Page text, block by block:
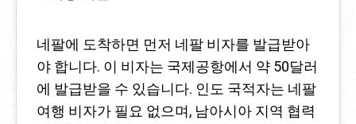
네팔에 도착하면 먼저 네팔 비자를 발급받아
야 합니다. 이 비자는 국제공항에서 약 50달러
에 발급받을 수 있습니다. 인도 국적자는 네팔
여행 비자가 필요 없으며, 남아시아 지역 협력